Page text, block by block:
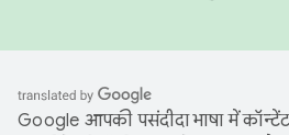
Google आपकी पसंदीदा भाषा में